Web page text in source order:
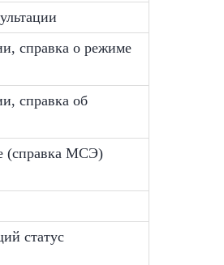
справка о режиме
справка об
(справка МСЭ)
статус